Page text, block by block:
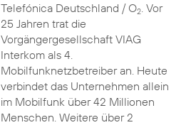
Telefónica Deutschland / O2. Vor
25 Jahren trat die
Vorgängergesellschaft VIAG
Interkom als 4.
Mobilfunknetzbetreiber an. Heute
verbindet das Unternehmen allein
im Mobilfunk über 42 Millionen
Menschen. Weitere über 2